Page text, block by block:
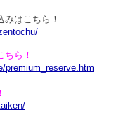
はこちら！
ら！
premium_reserve.htm